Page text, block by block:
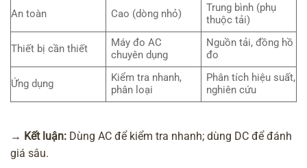
An toàn Cao (dòng nhỏ)
Trung bình (phụ
thuộc tải)
Thiết bị cần thiết
Máy đo AC
chuyên dụng
Nguồn tải, đồng hồ
đo
Ứng dụng
Kiểm tra nhanh,
phân loại
Phân tích hiệu suất,
nghiên cứu
→ Kết luận: Dùng AC để kiểm tra nhanh; dùng DC để đánh
giá sâu.